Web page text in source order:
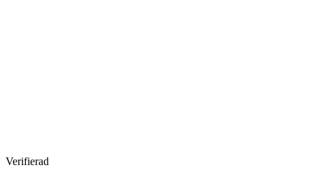
Verifierad